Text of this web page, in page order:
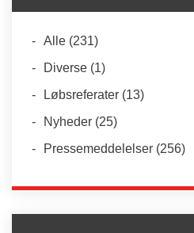
Alle (231)
Diverse (1)
Løbsreferater (13)
Nyheder (25)
Pressemeddelelser (256)